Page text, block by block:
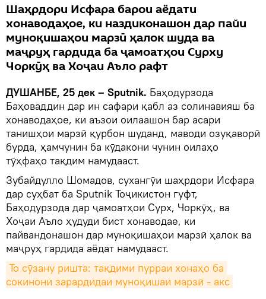
Шаҳрдори Исфара барои аёдати
хонаводаҳое, ки наздиконашон дар пайи
муноқишаҳои марзӣ ҳалок шуда ва
маҷруҳ гардида ба ҷамоатҳои Сурху
Чоркӯҳ ва Хоҷаи Аъло рафт
ДУШАНБЕ, 25 дек – Sputnik. Баҳодурзода
Баҳоваддин дар ин сафари қабл аз солинавияш ба
хонаводаҳое, ки аъзои оилаашон бар асари
танишҳои марзӣ қурбон шуданд, маводи озуқаворӣ
бурда, ҳамчунин ба кӯдакони чунин оилаҳо
тӯҳфаҳо тақдим намудааст.
Зубайдулло Шомадов, сухангӯи шаҳрдори Исфара
дар суҳбат ба Sputnik Тоҷикистон гуфт,
Баҳодурзода дар ҷамоатҳои Сурх, Чоркӯҳ, ва
Хоҷаи Аъло ҳудуди бист хонаводае, ки
пайвандонашон дар муноқишаҳои марзӣ ҳалок ва
маҷруҳ гардида аёдат намудааст.
То сӯзану ришта: тақдими пурраи хонаҳо ба
сокинони зарардидаи муноқишаи марзӣ - акс